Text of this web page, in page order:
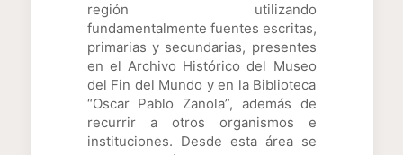
región utilizando
fundamentalmente fuentes escritas,
primarias y secundarias, presentes
en el Archivo Histórico del Museo
del Fin del Mundo y en la Biblioteca
“Oscar Pablo Zanola”, además de
recurrir a otros organismos e
instituciones. Desde esta área se